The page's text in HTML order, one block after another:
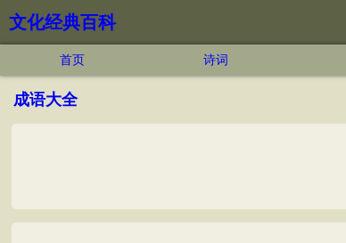
文化经典百科
首页 诗词
成语大全